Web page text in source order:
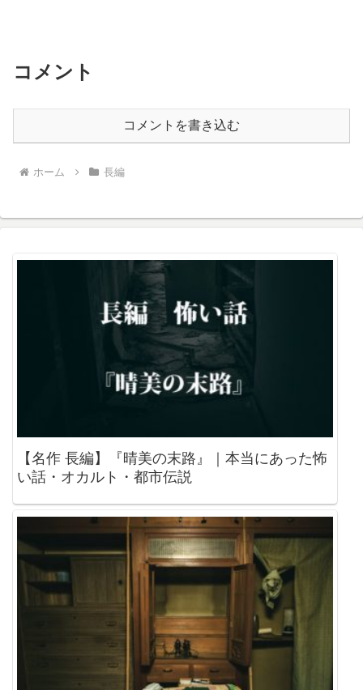
コメント
コメントを書き込む
ホーム 長編
【名作 長編】『晴美の末路』｜本当にあった怖
い話・オカルト・都市伝説